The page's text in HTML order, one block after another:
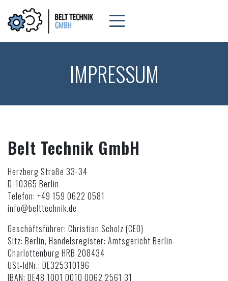
IMPRESSUM
Belt Technik GmbH
Herzberg Straße 33-34
D-10365 Berlin
Telefon: +49 159 0622 0581
info@belttechnik.de
Geschäftsführer: Christian Scholz (CEO)
Sitz: Berlin, Handelsregister: Amtsgericht Berlin-
Charlottenburg HRB 208434
USt-IdNr.: DE325310196
IBAN: DE48 1001 0010 0062 2561 31